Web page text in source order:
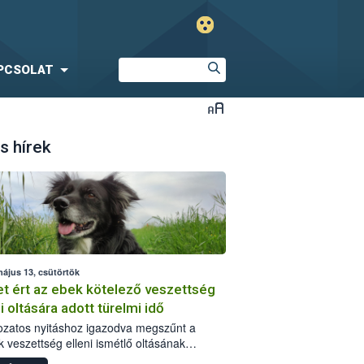
hírek
13, csütörtök
ért az ebek kötelező veszettség
oltására adott türelmi idő
nyitáshoz igazodva megszűnt a
veszettség elleni ismétlő oltásának
tavaly márciusban elrendelt türelmi